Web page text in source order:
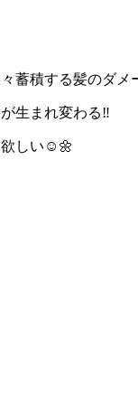
蓄積する髪のダメ
生まれ変わる‼️
欲しい☺️🌼